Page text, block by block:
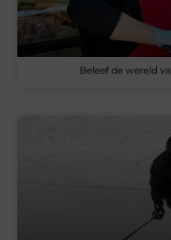
Beleef de wereld